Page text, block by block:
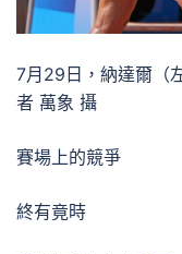
7月29日，納達爾（
者 萬象 攝
賽場上的競爭
終有竟時